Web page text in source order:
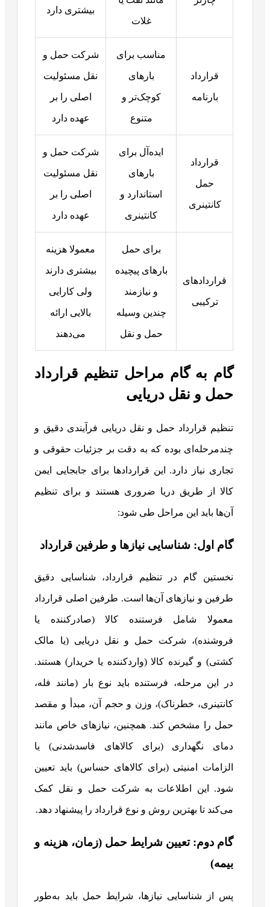
غلات
بیشتری دارد
قرارداد
بارنامه
مناسب برای
بارهای
کوچک‌تر و
متنوع
شرکت حمل‌ و
نقل مسئولیت
اصلی را بر
عهده دارد
قرارداد
حمل
کانتینری
ایده‌آل برای
بارهای
استاندارد و
کانتینری
شرکت حمل‌ و
نقل مسئولیت
اصلی را بر
عهده دارد
قراردادهای
ترکیبی
برای حمل
بارهای پیچیده
و نیازمند
چندین وسیله
حمل‌ و نقل
معمولا هزینه
بیشتری دارند
ولی کارایی
بالایی ارائه
می‌دهند
گام به گام مراحل تنظیم قرارداد
حمل‌ و نقل دریایی
تنظیم قرارداد حمل‌ و نقل دریایی فرآیندی دقیق و
چندمرحله‌ای بوده که به دقت بر جزئیات حقوقی و
تجاری نیاز دارد. این قراردادها برای جابجایی ایمن
کالا از طریق دریا ضروری هستند و برای تنظیم
آن‌ها باید این مراحل طی شود:
گام اول: شناسایی نیازها و طرفین قرارداد
نخستین گام در تنظیم قرارداد، شناسایی دقیق
طرفین و نیازهای آن‌ها است. طرفین اصلی قرارداد
معمولا شامل فرستنده کالا (صادرکننده یا
فروشنده)، شرکت حمل‌ و نقل دریایی (یا مالک
کشتی) و گیرنده کالا (واردکننده یا خریدار) هستند.
در این مرحله، فرستنده باید نوع بار (مانند فله،
کانتینری، خطرناک)، وزن و حجم آن، مبدأ و مقصد
حمل را مشخص کند. همچنین، نیازهای خاص مانند
دمای نگهداری (برای کالاهای فاسدشدنی) یا
الزامات امنیتی (برای کالاهای حساس) باید تعیین
شود. این اطلاعات به شرکت حمل‌ و نقل کمک
می‌کند تا بهترین روش و نوع قرارداد را پیشنهاد دهد.
گام دوم: تعیین شرایط حمل (زمان، هزینه و
بیمه)
پس از شناسایی نیازها، شرایط حمل باید به‌طور